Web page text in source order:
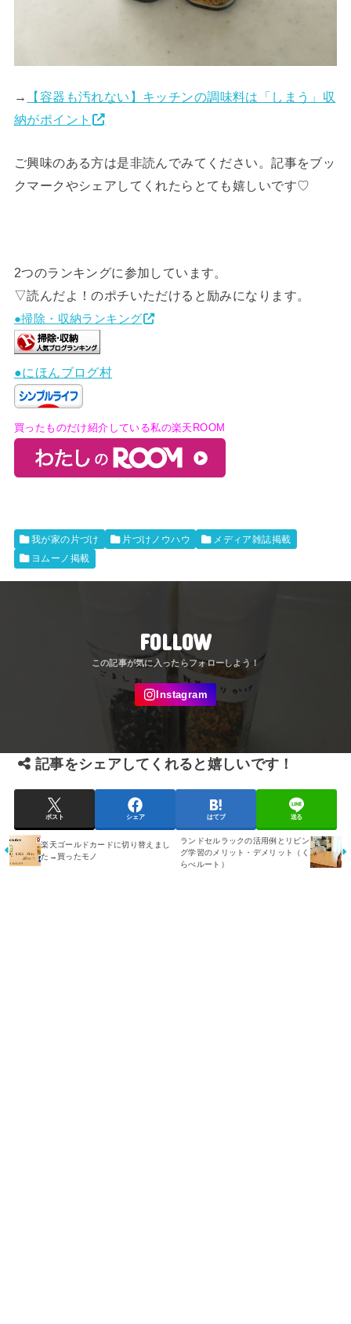
→
【容器も汚れない】キッチンの調味料は「しまう」収
納がポイント
ご興味のある方は是非読んでみてください。記事をブッ
クマークやシェアしてくれたらとても嬉しいです♡
2つのランキングに参加しています。
▽読んだよ！のポチいただけると励みになります。
●掃除・収納ランキング
●にほんブログ村
買ったものだけ紹介している私の楽天ROOM
我が家の片づけ 片づけノウハウ
メディア雑誌掲載
ヨムーノ掲載
FOLLOW
記事をシェアしてくれると嬉しいです！
ポスト シェア はてブ 送る
楽天ゴールドカードに切り替えまし
た→買ったモノ
ランドセルラックの活用例とリビン
グ学習のメリット・デメリット（く
らべルート）